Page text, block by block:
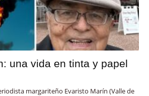
una vida en tinta y papel
margariteño Evaristo Marín (Valle de